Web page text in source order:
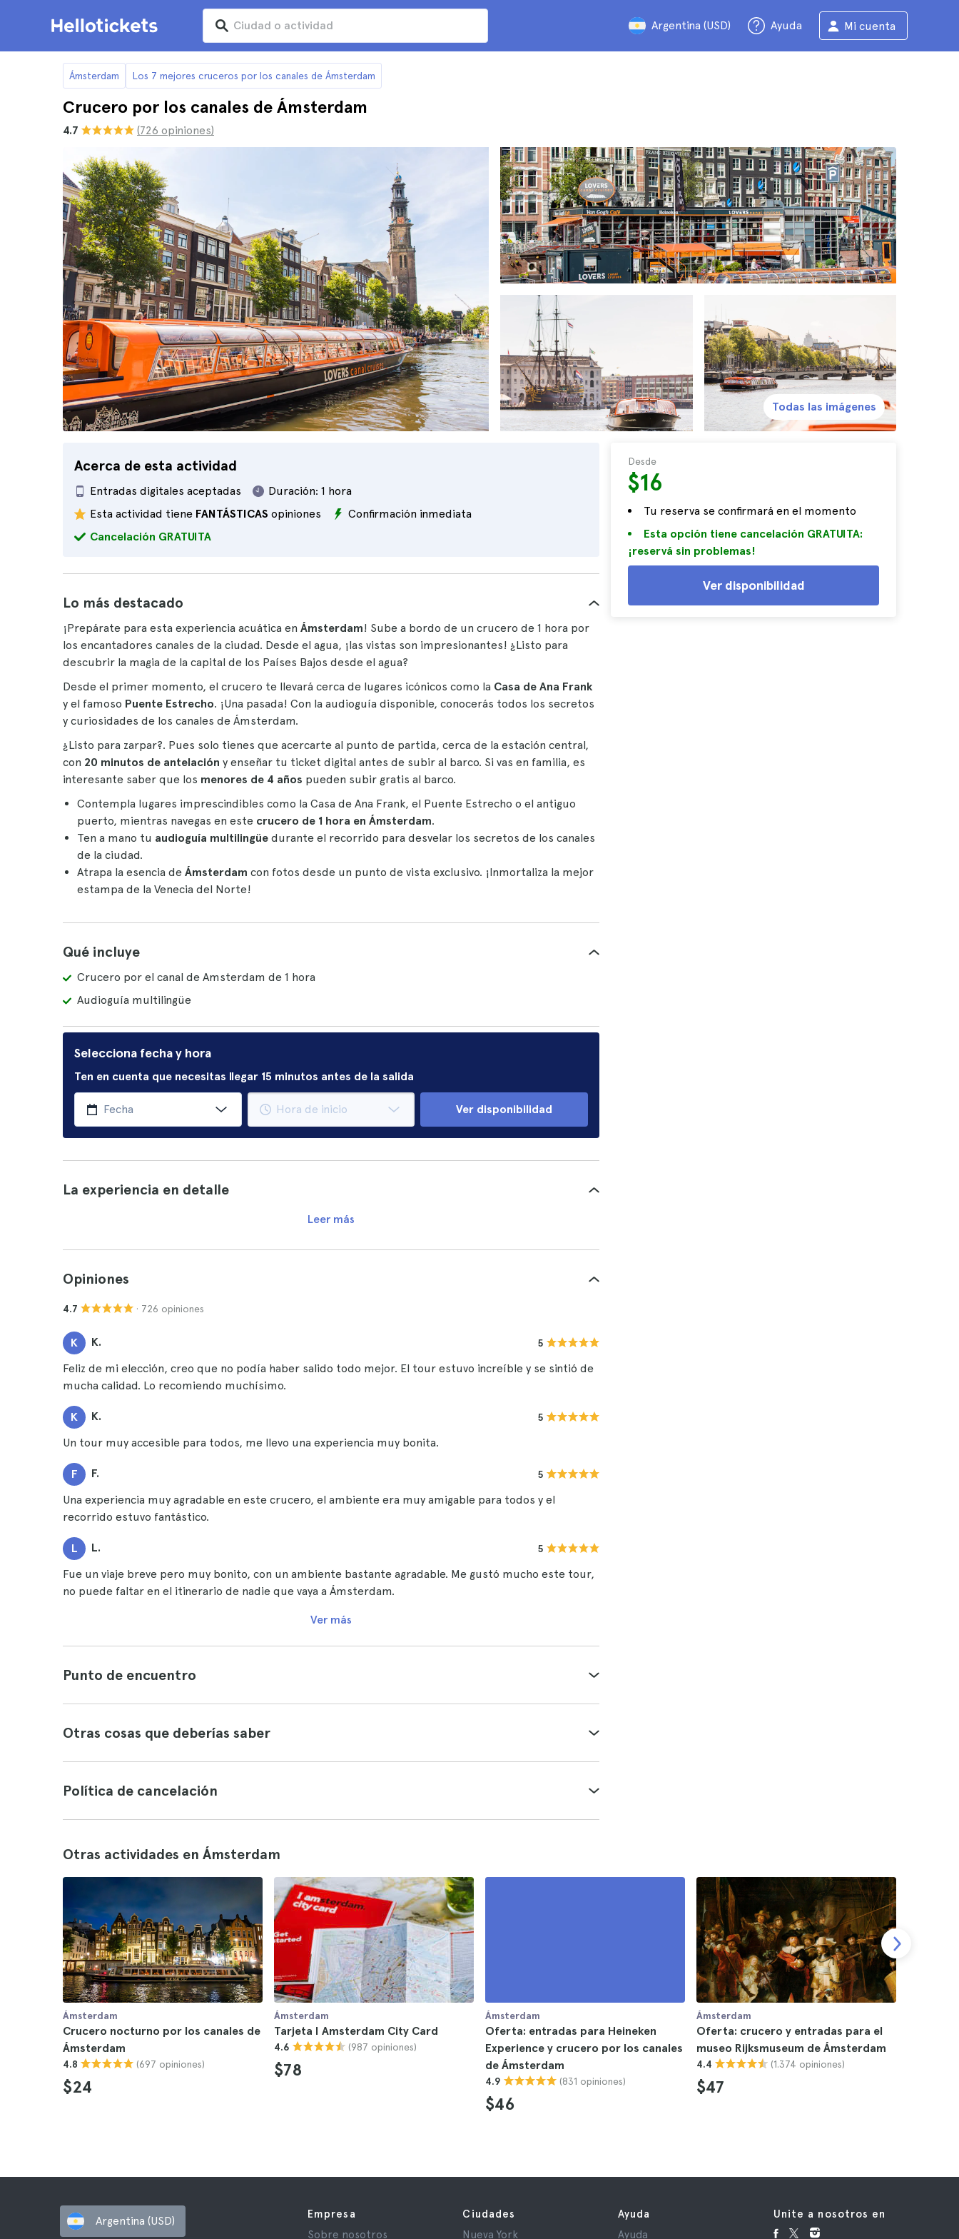
Argentina (USD) Ayuda Mi cuenta
Ámsterdam Los 7 mejores cruceros por los canales de Ámsterdam
Crucero por los canales de Ámsterdam
4.7 (726 opiniones)
Acerca de esta actividad
Entradas digitales aceptadas Duración: 1 hora
Esta actividad tiene FANTÁSTICAS opiniones
Confirmación inmediata
Cancelación GRATUITA
Desde
$16
Tu reserva se confirmará en el momento
Esta opción tiene cancelación GRATUITA:
¡reservá sin problemas!
Ver disponibilidad
Todas las imágenes
Lo más destacado
¡Prepárate para esta experiencia acuática en Ámsterdam! Sube a bordo de un crucero de 1 hora por
los encantadores canales de la ciudad. Desde el agua, ¡las vistas son impresionantes! ¿Listo para
descubrir la magia de la capital de los Países Bajos desde el agua?
Desde el primer momento, el crucero te llevará cerca de lugares icónicos como la Casa de Ana Frank
y el famoso Puente Estrecho. ¡Una pasada! Con la audioguía disponible, conocerás todos los secretos
y curiosidades de los canales de Ámsterdam.
¿Listo para zarpar?. Pues solo tienes que acercarte al punto de partida, cerca de la estación central,
con 20 minutos de antelación y enseñar tu ticket digital antes de subir al barco. Si vas en familia, es
interesante saber que los menores de 4 años pueden subir gratis al barco.
Contempla lugares imprescindibles como la Casa de Ana Frank, el Puente Estrecho o el antiguo
puerto, mientras navegas en este crucero de 1 hora en Ámsterdam.
Ten a mano tu audioguía multilingüe durante el recorrido para desvelar los secretos de los canales
de la ciudad.
Atrapa la esencia de Ámsterdam con fotos desde un punto de vista exclusivo. ¡Inmortaliza la mejor
estampa de la Venecia del Norte!
Qué incluye
Crucero por el canal de Amsterdam de 1 hora
Audioguía multilingüe
Selecciona fecha y hora
Ten en cuenta que necesitas llegar 15 minutos antes de la salida
Ver disponibilidad
La experiencia en detalle
Leer más
Opiniones
4.7 · 726 opiniones
K K. 5
Feliz de mi elección, creo que no podía haber salido todo mejor. El tour estuvo increíble y se sintió de
mucha calidad. Lo recomiendo muchísimo.
K K. 5
Un tour muy accesible para todos, me llevo una experiencia muy bonita.
F F. 5
Una experiencia muy agradable en este crucero, el ambiente era muy amigable para todos y el
recorrido estuvo fantástico.
L L. 5
Fue un viaje breve pero muy bonito, con un ambiente bastante agradable. Me gustó mucho este tour,
no puede faltar en el itinerario de nadie que vaya a Ámsterdam.
Ver más
Punto de encuentro
Otras cosas que deberías saber
Política de cancelación
Otras actividades en Ámsterdam
Ámsterdam
Crucero nocturno por los canales de
Ámsterdam
4.8 (697 opiniones)
$24
Ámsterdam
Tarjeta I Amsterdam City Card
4.6 (987 opiniones)
$78
Ámsterdam
Oferta: entradas para Heineken
Experience y crucero por los canales
de Ámsterdam
4.9 (831 opiniones)
$46
Ámsterdam
Oferta: crucero y entradas para el
museo Rijksmuseum de Ámsterdam
4.4 (1.374 opiniones)
$47
Argentina (USD)
Empresa
Sobre nosotros
Ciudades
Nueva York
Ayuda
Ayuda
Unite a nosotros en